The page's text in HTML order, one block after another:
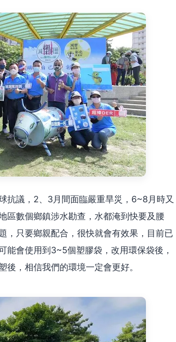
抗議，2、3月間面臨嚴重旱災，6~8月時又
區數個鄉鎮涉水勘查，水都淹到快要及腰
，只要鄉親配合，很快就會有效果，目前已
能會使用到3~5個塑膠袋，改用環保袋後，
，相信我們的環境一定會更好。